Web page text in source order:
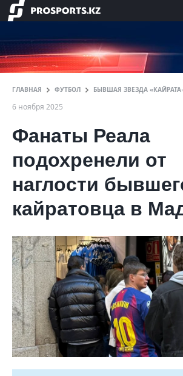
ГЛАВНАЯ ФУТБОЛ БЫВШАЯ ЗВЕЗДА
6 ноября 2025
Фанаты Реала
подохренели от
наглости
кайратовца в